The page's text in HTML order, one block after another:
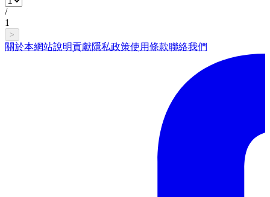
/
1
>
關於本網站說明貢獻隱私政策使用條款聯絡我們